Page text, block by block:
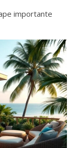
importante